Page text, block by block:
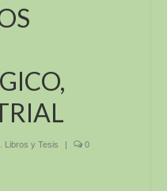
Libros y Tesis | 0